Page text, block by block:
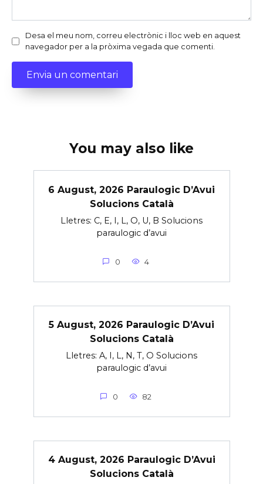
Desa el meu nom, correu electrònic i lloc web en aquest
navegador per a la pròxima vegada que comenti.
You may also like
6 August, 2026 Paraulogic D’Avui
Solucions Català
Lletres: C, E, I, L, O, U, B Solucions
paraulogic d’avui
0 4
5 August, 2026 Paraulogic D’Avui
Solucions Català
Lletres: A, I, L, N, T, O Solucions
paraulogic d’avui
0 82
4 August, 2026 Paraulogic D’Avui
Solucions Català